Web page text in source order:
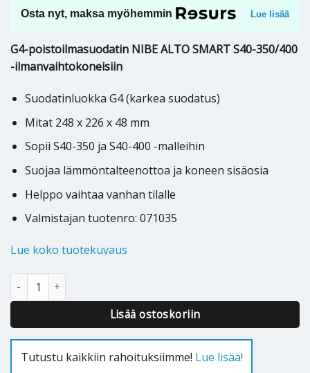
Osta nyt, maksa myöhemmin Lue lisää
G4-poistoilmasuodatin NIBE ALTO SMART S40-350/400
-ilmanvaihtokoneisiin
Suodatinluokka G4 (karkea suodatus)
Mitat 248 x 226 x 48 mm
Sopii S40-350 ja S40-400 -malleihin
Suojaa lämmöntalteenottoa ja koneen sisäosia
Helppo vaihtaa vanhan tilalle
Valmistajan tuotenro: 071035
Lue koko tuotekuvaus
Ilmanvaihtokoneen suodatin Nibe Alto Smart S40-350/400 G4
Lisää ostoskoriin
Tutustu kaikkiin rahoituksiimme! Lue lisää!